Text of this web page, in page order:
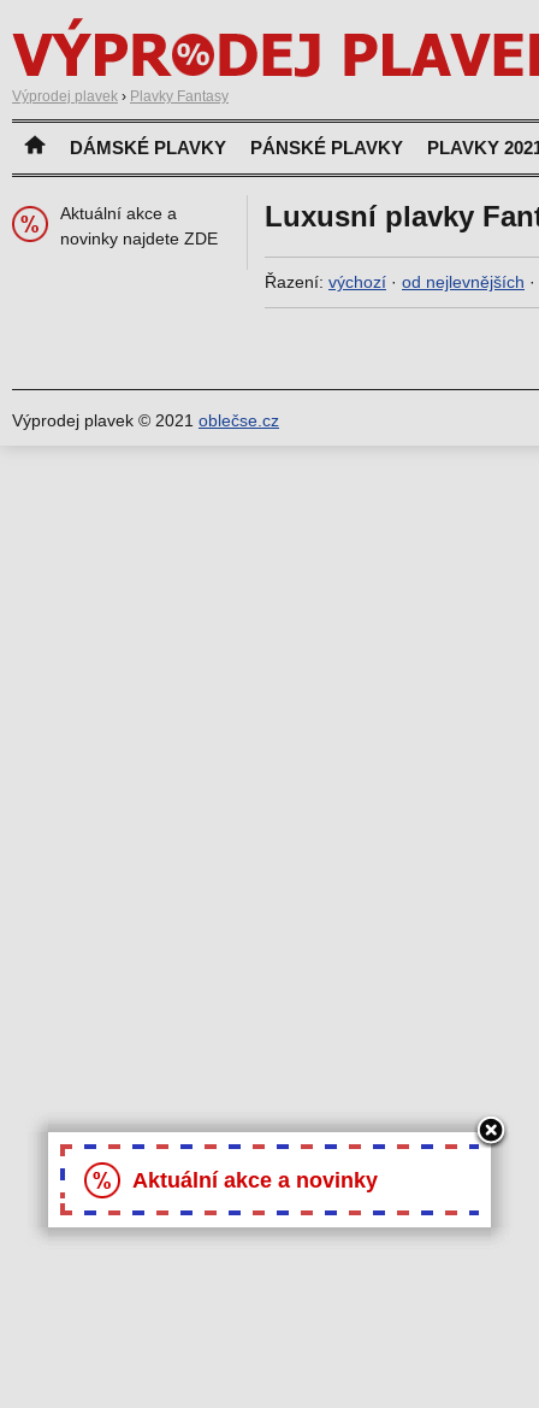
Výprodej plavek › Plavky Fantasy
DÁMSKÉ PLAVKY PÁNSKÉ PLAVKY PLAVKY
Luxusní plavky
Řazení: výchozí · od nejlevnějších ·
Aktuální akce a
novinky najdete ZDE
Výprodej plavek © 2021 oblečse.cz
Aktuální akce a novinky